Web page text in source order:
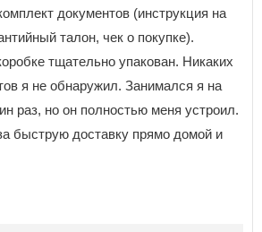
документов (инструкция на
талон, чек о покупке).
тщательно упакован. Никаких
я не обнаружил. Занимался я на
раз, но он полностью меня устроил.
быструю доставку прямо домой и